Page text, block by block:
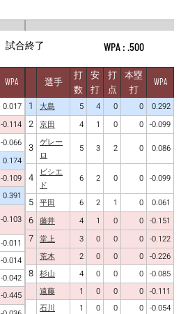
試合終了 .500
WPA
0.017
-0.114
-0.066
0.174
-0.109
0.391
-0.103
-0.011
-0.014
-0.042
-0.445
選手
打
数
安
打
打
点
本塁
打
WPA
1 大島 5 4 0 0 0.292
2 京田 4 1 0 0 -0.099
3 ゲレー
ロ
5 3 2 0 0.086
4
ビシエ
ド
6 2 0 0 -0.099
5 平田 6 2 1 0 0.061
6 藤井 4 1 0 0 -0.151
7 堂上 3 0 0 0 -0.122
荒木
2 0 0 0 -0.226
8 杉山 4 0 0 0 -0.085
遠藤
1 0 0 0 -0.111
石川
1 0 0 0 -0.054